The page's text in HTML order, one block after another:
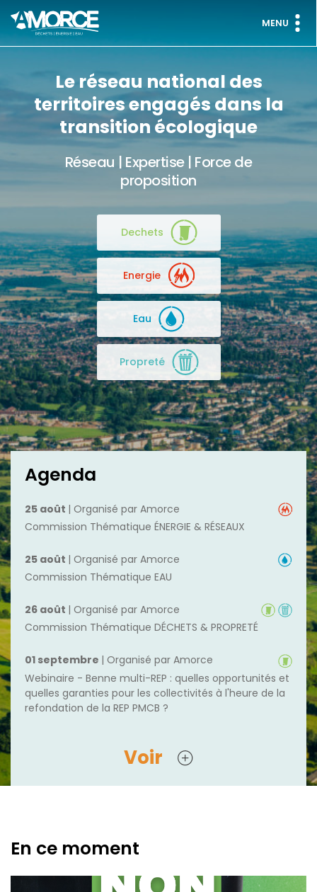
MENU
Le réseau national des
territoires engagés dans la
transition écologique
Réseau | Expertise | Force de
proposition
Dechets
Energie
Eau
Propreté
Agenda
25 août | Organisé par Amorce
Commission Thématique ÉNERGIE & RÉSEAUX
25 août | Organisé par Amorce
Commission Thématique EAU
26 août | Organisé par Amorce
Commission Thématique DÉCHETS & PROPRETÉ
01 septembre | Organisé par Amorce
Webinaire - Benne multi-REP : quelles opportunités et
quelles garanties pour les collectivités à l'heure de la
refondation de la REP PMCB ?
Voir
En ce moment